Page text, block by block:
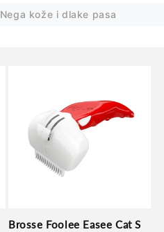
Nega kože i dlake pasa
Brosse Foolee Easee Cat S